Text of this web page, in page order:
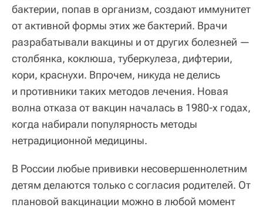
бактерии, попав в организм, создают иммунитет
от активной формы этих же бактерий. Врачи
разрабатывали вакцины и от других болезней —
столбянка, коклюша, туберкулеза, дифтерии,
кори, краснухи. Впрочем, никуда не делись
и противники таких методов лечения. Новая
волна отказа от вакцин началась в 1980-х годах,
когда набирали популярность методы
нетрадиционной медицины.
В России любые прививки несовершеннолетним
детям делаются только с согласия родителей. От
плановой вакцинации можно в любой момент